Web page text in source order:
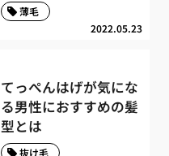
2022.05.23
薄毛
てっぺんはげが気にな
る男性におすすめの髪
型とは
抜け毛